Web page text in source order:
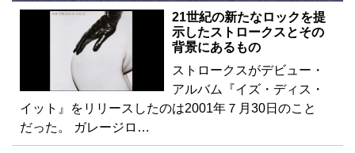
21世紀の新たなロックを提
示したストロークスとその
背景にあるもの
ストロークスがデビュー・
アルバム『イズ・ディス・
イット』をリリースしたのは2001年７月30日のこと
だった。 ガレージロ…